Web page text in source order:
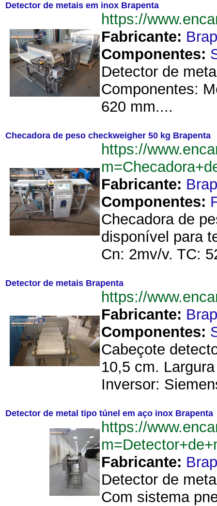
Detector de metais em inox Brapenta
https://
Fabricante:
Componentes:
Detector de
Componentes:
620 mm....
Checadora de peso checkweigher 50 kg Brapenta
https://
Fabricante:
Componentes:
Checadora de
disponível para
Cn: 2mv/v. TC:
Detector de metais Brapenta
https://
Fabricante:
Componentes:
Cabeçote
10,5 cm.
Inversor:
Detector de metal tipo túnel em aço inox Brapenta
https://
Fabricante:
Detector de
Com sistema